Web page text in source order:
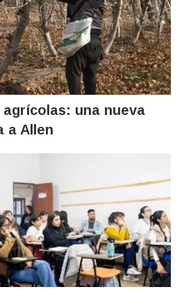
una nueva
a Allen